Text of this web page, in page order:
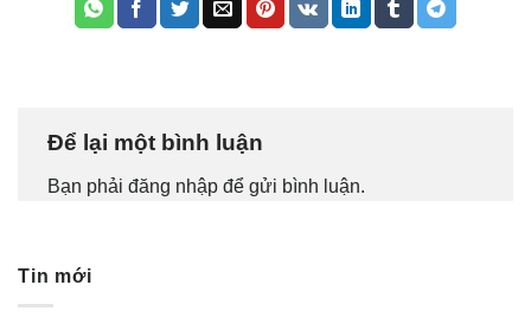
Để lại một bình luận
Bạn phải đăng nhập để gửi bình luận.
Tin mới